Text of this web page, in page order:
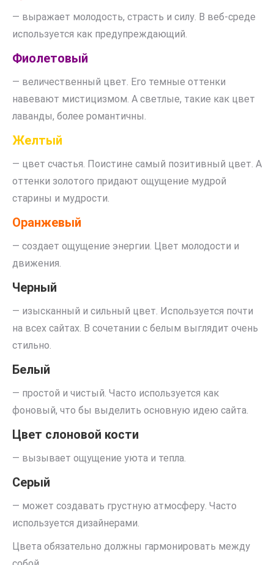
— выражает молодость, страсть и силу. В веб-среде
используется как предупреждающий.
Фиолетовый
— величественный цвет. Его темные оттенки
навевают мистицизмом. А светлые, такие как цвет
лаванды, более романтичны.
Желтый
— цвет счастья. Поистине самый позитивный цвет. А
оттенки золотого придают ощущение мудрой
старины и мудрости.
Оранжевый
— создает ощущение энергии. Цвет молодости и
движения.
Черный
— изысканный и сильный цвет. Используется почти
на всех сайтах. В сочетании с белым выглядит очень
стильно.
Белый
— простой и чистый. Часто используется как
фоновый, что бы выделить основную идею сайта.
Цвет слоновой кости
— вызывает ощущение уюта и тепла.
Серый
— может создавать грустную атмосферу. Часто
используется дизайнерами.
Цвета обязательно должны гармонировать между